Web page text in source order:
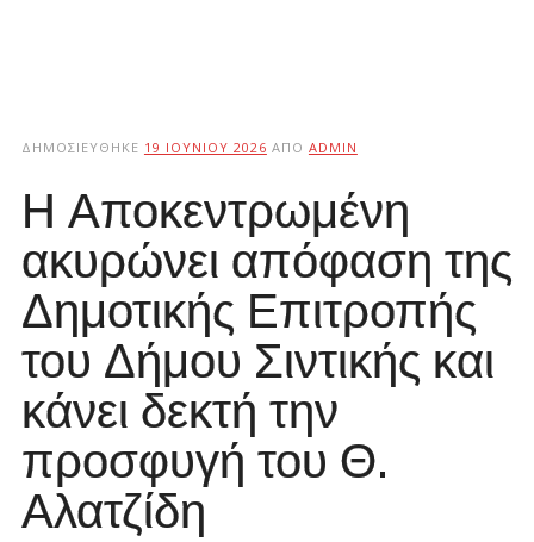
ΔΗΜΟΣΙΕΎΘΗΚΕ 19 ΙΟΥΝΊΟΥ 2026 ΑΠΌ ADMIN
Η Αποκεντρωμένη
ακυρώνει απόφαση της
Δημοτικής Επιτροπής
του Δήμου Σιντικής και
κάνει δεκτή την
προσφυγή του Θ.
Αλατζίδη